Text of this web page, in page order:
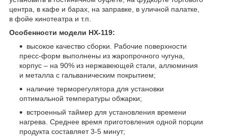
центра, в кафе и барах, на заправке, в уличной палатке,
в фойе кинотеатра и т.п.
Особенности модели HX-119:
высокое качество сборки. Рабочие поверхности
пресс-форм выполнены из жаропрочного чугуна,
корпус – на 90% из нержавеющей стали, аллюминия
и металла с гальваническим покрытием;
наличие терморегулятора для установки
оптимальной температуры обжарки;
встроенный таймер для установления времени
нагрева. Среднее время приготовления одной порции
продукта составляет 3-5 минут;